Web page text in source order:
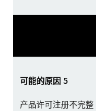
可能的原因 5
产品许可注册不完整